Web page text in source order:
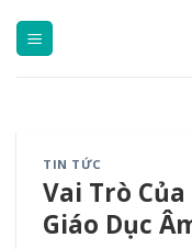
đến
TIN TỨC
Vai Trò
Giáo Dục